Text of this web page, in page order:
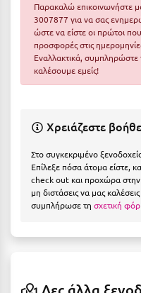
Ζαγοροχώρια
Ζάκυνθος
Ηράκλειο
Παρακαλώ επικοινωνήστε
3007877 για να σας
ώστε να είστε οι πρώτοι
προσφορές στις
Εναλλακτικά, συμπληρώστε
καλέσουμε εμείς!
Χρειάζεστε
Στο συγκεκριμένο
Επίλεξε πόσα άτομα είστε,
check out και προχώρα στην
μη διστάσεις να μας
συμπλήρωσε τη σχετική
Δες άλλα